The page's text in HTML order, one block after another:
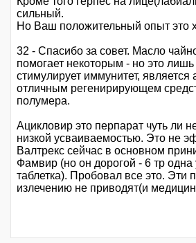
сильный.
Но Ваш положительный опыт это
32 - Спасибо за совет. Масло
помогает некоторым - но это
стимулирует иммунитет, является
отличным регенирирующем
полумера.
Ацикловир это перпарат чуть ли
низкой усваиваемостью. Это не
Валтрекс сейчас в основном
Фамвир (но он дорогой - 6 тр одна
таблетка). Пробовал все это. Эти
излечению не приводят(и